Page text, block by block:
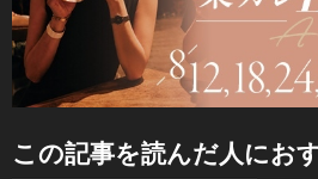
この記事を読んだ人にお